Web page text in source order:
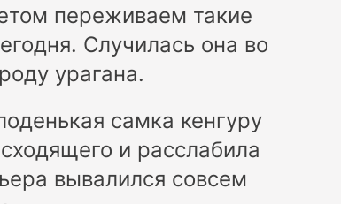
переживаем такие
Случилась она во
урагана.
самка кенгуру
и расслабила
вывалился совсем